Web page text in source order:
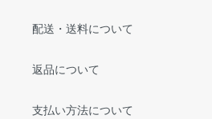
配送・送料について
返品について
支払い方法について